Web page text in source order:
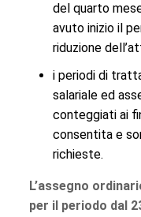
del quarto
avuto inizio il
riduzione
i periodi di
salariale ed
conteggiati ai
consentita e
richieste.
L’assegno
per il periodo dal